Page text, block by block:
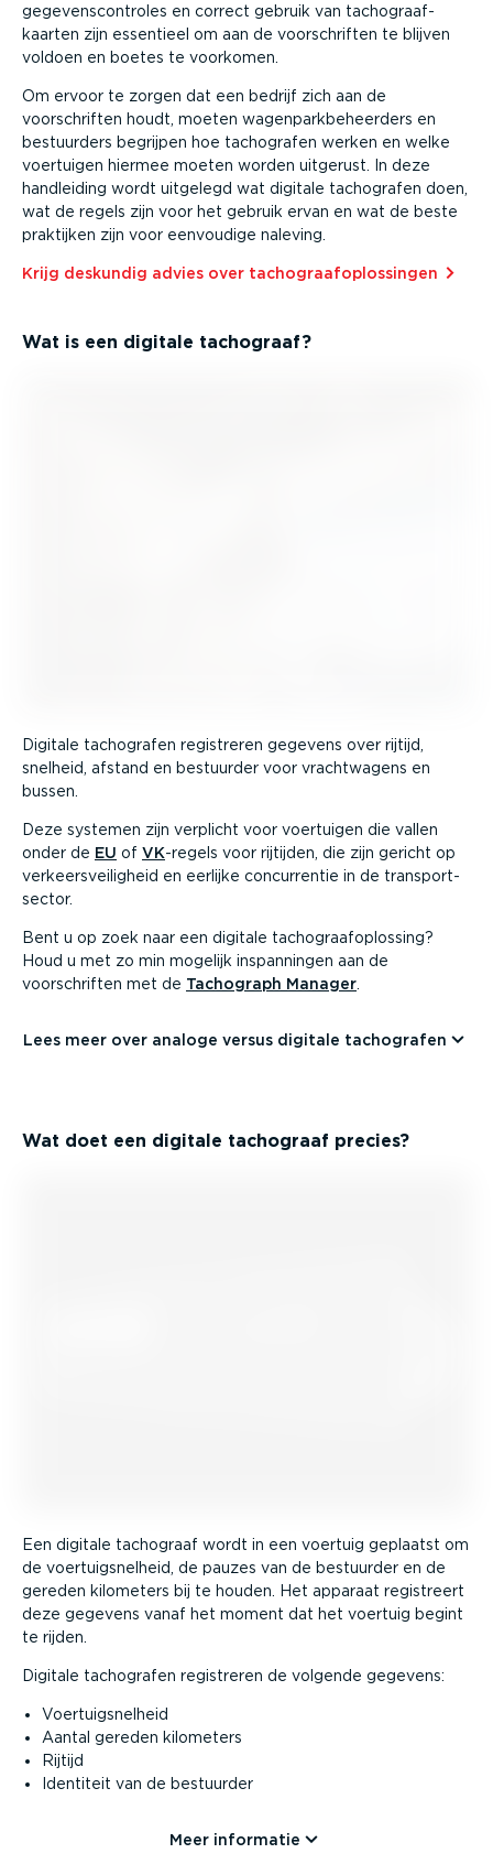
gegevens­con­troles en correct gebruik van tacho­graaf­
kaarten zijn essentieel om aan de voorschriften te blijven
voldoen en boetes te voorkomen.
Om ervoor te zorgen dat een bedrijf zich aan de
voorschriften houdt, moeten wagen­park­be­heerders en
bestuurders begrijpen hoe tachografen werken en welke
voertuigen hiermee moeten worden uitgerust. In deze
handleiding wordt uitgelegd wat digitale tachografen doen,
wat de regels zijn voor het gebruik ervan en wat de beste
praktijken zijn voor eenvoudige naleving.
Krijg deskundig advies over tacho­graaf­op­los­singen⁠
Wat is een digitale tachograaf?
Digitale tachografen registreren gegevens over rijtijd,
snelheid, afstand en bestuurder voor vracht­wagens en
bussen.
Deze systemen zijn verplicht voor voertuigen die vallen
onder de EU of VK-regels voor rijtijden, die zijn gericht op
verkeers­vei­ligheid en eerlijke concur­rentie in de trans­port­
sector.
Bent u op zoek naar een digitale tacho­graaf­op­lossing?
Houd u met zo min mogelijk inspan­ningen aan de
voorschriften met de Tachograph Manager
Lees meer over analoge versus digitale tachografen
Wat doet een digitale tachograaf precies?
Een digitale tachograaf wordt in een voertuig geplaatst om
de voertuig­snelheid, de pauzes van de bestuurder en de
gereden kilometers bij te houden. Het apparaat registreert
deze gegevens vanaf het moment dat het voertuig begint
te rijden.
Digitale tachografen registreren de volgende gegevens:
Voertuig­snelheid
Aantal gereden kilometers
Rijtijd
Identiteit van de bestuurder
Meer informatie